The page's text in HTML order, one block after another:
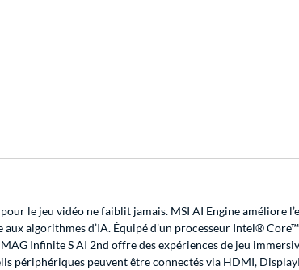
le jeu vidéo ne faiblit jamais. MSI AI Engine améliore
algorithmes d’IA. Équipé d’un processeur Intel®
Infinite S AI 2nd offre des expériences de jeu
périphériques peuvent être connectés via HDMI,